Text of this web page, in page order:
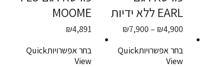
EARL ללא ידיות
₪4,900
–
₪7,900
מחירים:
MOOME
₪4,891
בחר אפשרויותQuick
View
בחר אפשרויותQuick
View